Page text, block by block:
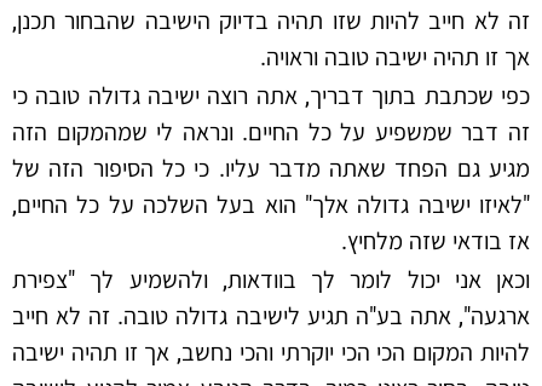
זה לא חייב להיות שזו תהיה בדיוק הישיבה שהבחור תכנן,
אך זו תהיה ישיבה טובה וראויה.
כפי שכתבת בתוך דבריך, אתה רוצה ישיבה גדולה טובה כי
זה דבר שמשפיע על כל החיים. ונראה לי שמהמקום הזה
מגיע גם הפחד שאתה מדבר עליו. כי כל הסיפור הזה של
"לאיזו ישיבה גדולה אלך" הוא בעל השלכה על כל החיים,
אז בודאי שזה מלחיץ.
וכאן אני יכול לומר לך בוודאות, ולהשמיע לך "צפירת
ארגעה", אתה בע"ה תגיע לישיבה גדולה טובה. זה לא חייב
להיות המקום הכי הכי יוקרתי והכי נחשב, אך זו תהיה ישיבה